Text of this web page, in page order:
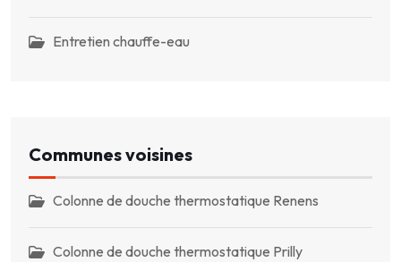
Entretien chauffe-eau
Communes voisines
Colonne de douche thermostatique Renens
Colonne de douche thermostatique Prilly